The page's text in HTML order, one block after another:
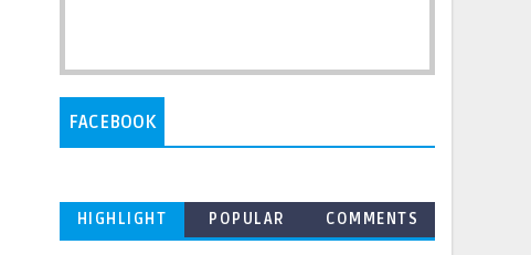
FACEBOOK
HIGHLIGHT POPULAR COMMENTS